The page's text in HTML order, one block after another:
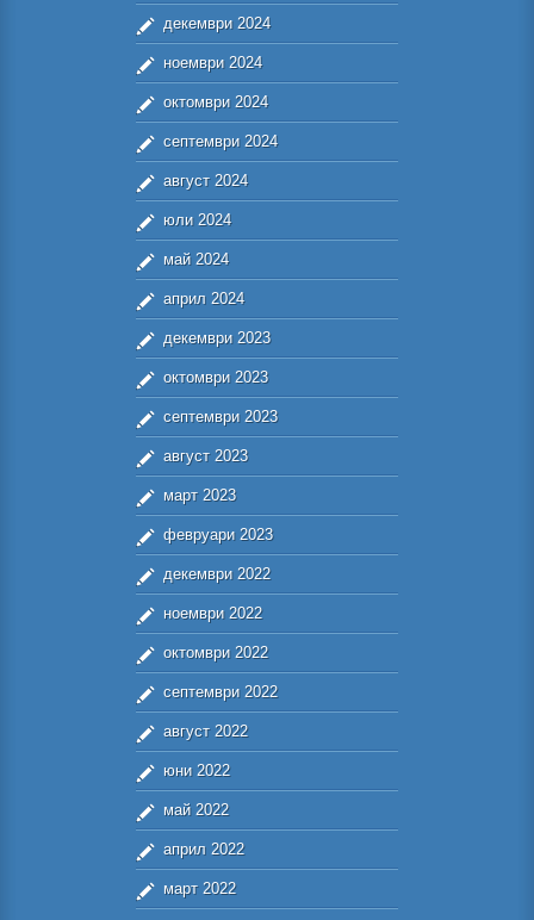
декември 2024
ноември 2024
октомври 2024
септември 2024
август 2024
юли 2024
май 2024
април 2024
декември 2023
октомври 2023
септември 2023
август 2023
март 2023
февруари 2023
декември 2022
ноември 2022
октомври 2022
септември 2022
август 2022
юни 2022
май 2022
април 2022
март 2022